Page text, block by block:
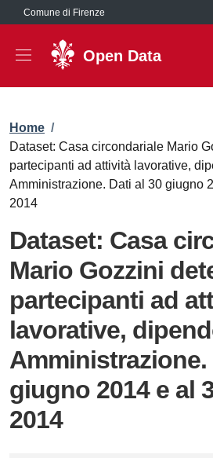
Salta al contenuto principale
Comune di Firenze
Open Data
Briciole di pane
Home /
Dataset: Casa circondariale Mario
partecipanti ad attività lavorative,
Amministrazione. Dati al 30 giugno
2014
Dataset: Casa
Mario Gozzini
partecipanti ad
lavorative,
Amministrazione.
giugno 2014 e al
2014